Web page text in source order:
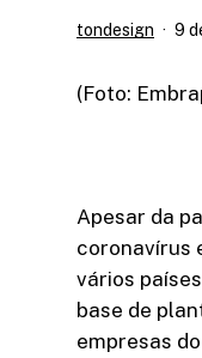
tondesign 9
(Foto:
Apesar da
coronavírus
vários
base de
empresas